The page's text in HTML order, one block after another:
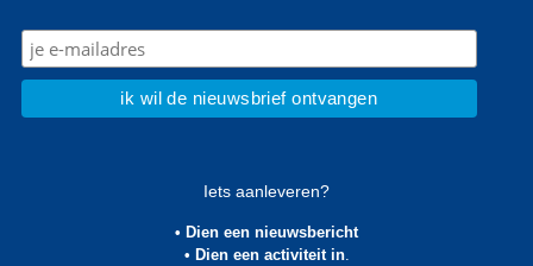
Iets aanleveren?
• Dien een nieuwsbericht
• Dien een activiteit in.